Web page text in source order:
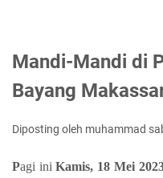
Mandi-Mandi di
Bayang
Diposting oleh muhammad
Pagi iniKamis, 18 Mei